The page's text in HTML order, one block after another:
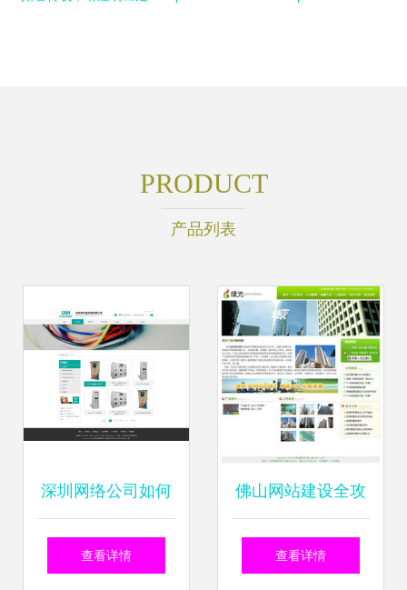
PRODUCT
产品列表
深圳网络公司如何
用网站效果图助力
查看详情
佛山网站建设全攻
略 从设计到高端定
查看详情